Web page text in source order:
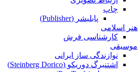
چاپ
پابلیشر (Publisher)
هنر اسلامی
کارشناسی فرش
موسیقی
نوازندگی ساز ایرانی
اشتنبرگ دوریکو (Steinberg Dorico)